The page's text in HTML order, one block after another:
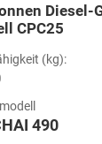
Diesel-
CPC25
(kg):
490